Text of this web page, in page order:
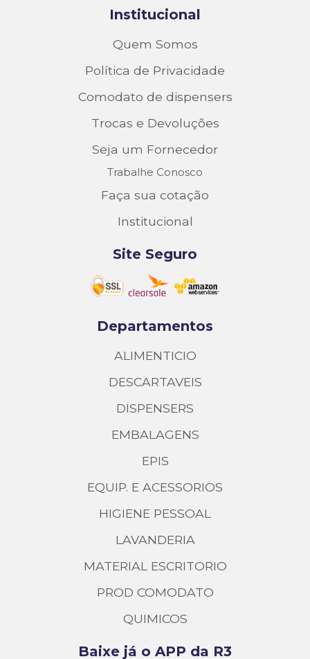
Institucional
Quem Somos
Política de Privacidade
Comodato de dispensers
Trocas e Devoluções
Seja um Fornecedor
Trabalhe Conosco
Faça sua cotação
Institucional
Site Seguro
Departamentos
ALIMENTICIO
DESCARTAVEIS
DISPENSERS
EMBALAGENS
EPIS
EQUIP. E ACESSORIOS
HIGIENE PESSOAL
LAVANDERIA
MATERIAL ESCRITORIO
PROD COMODATO
QUIMICOS
Baixe já o APP da R3